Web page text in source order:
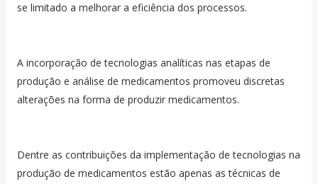
se limitado a melhorar a eficiência dos processos.
A incorporação de tecnologias analíticas nas etapas de
produção e análise de medicamentos promoveu discretas
alterações na forma de produzir medicamentos.
Dentre as contribuições da implementação de tecnologias na
produção de medicamentos estão apenas as técnicas de